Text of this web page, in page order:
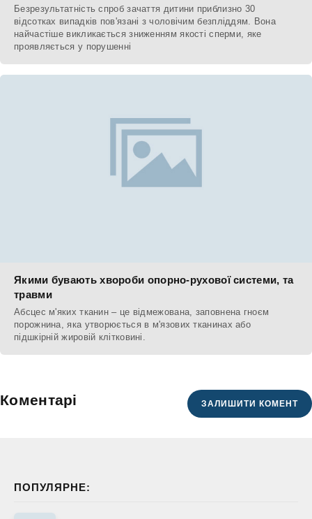
ПОПУЛЯРНЕ:
Безрезультатність спроб зачаття дитини приблизно 30
відсотках випадків пов'язані з чоловічим безпліддям. Вона
найчастіше викликається зниженням якості сперми, яке
проявляється у порушенні
Якими бувають хвороби опорно-рухової системи, та
травми
Абсцес м'яких тканин – це відмежована, заповнена гноєм
порожнина, яка утворюється в м'язових тканинах або
підшкірній жировій клітковині.
Коментарі ЗАЛИШИТИ КОМЕНТ